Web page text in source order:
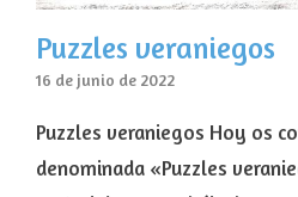
Puzzles veraniegos
16 de junio de 2022
Puzzles veraniegos Hoy os
denominada «Puzzles